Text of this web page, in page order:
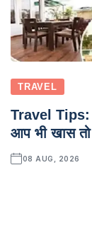
TRAVEL
Travel Tips:
आप भी खास
08 AUG, 2026